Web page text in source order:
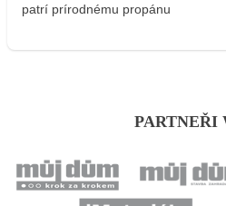
patrí prírodnému propánu
PARTNEŘI